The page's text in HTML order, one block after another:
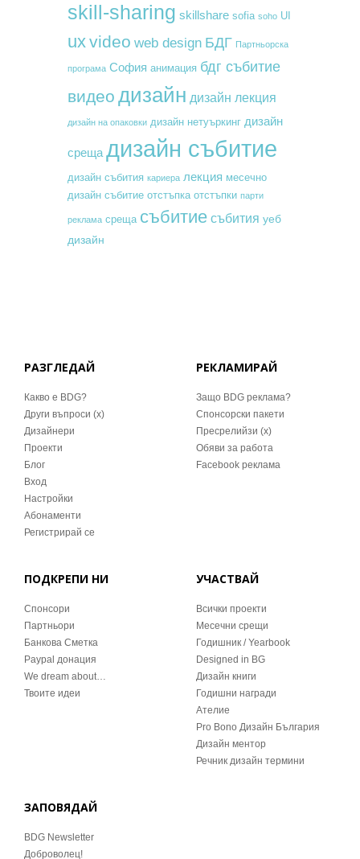
skill-sharing skillshare sofia soho UI
uxvideo web design БДГ Партньорска
програма София анимация бдг събитие
видео дизайн дизайн лекция
дизайн на опаковки дизайн нетуъркинг дизайн
среща дизайн събитие
дизайн събития кариера лекция месечно
дизайн събитие отстъпка отстъпки парти
реклама среща събитие събития уеб
дизайн
РАЗГЛЕДАЙ
Какво е BDG?
Други въпроси (x)
Дизайнери
Проекти
Блог
Вход
Настройки
Абонаменти
Регистрирай се
РЕКЛАМИРАЙ
Защо BDG реклама?
Спонсорски пакети
Пресрелийзи (x)
Обяви за работа
Facebook реклама
ПОДКРЕПИ НИ
Спонсори
Партньори
Банкова Сметка
Paypal донация
We dream about…
Твоите идеи
УЧАСТВАЙ
Всички проекти
Месечни срещи
Годишник / Yearbook
Designed in BG
Дизайн книги
Годишни награди
Ателие
Pro Bono Дизайн България
Дизайн ментор
Речник дизайн термини
ЗАПОВЯДАЙ
BDG Newsletter
Доброволец!